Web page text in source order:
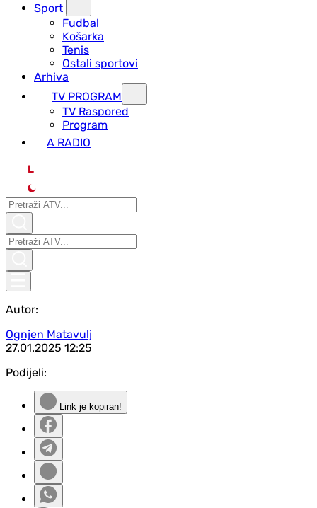
Sport
Fudbal
Košarka
Tenis
Ostali sportovi
Arhiva
TV PROGRAM
ТV Raspored
Program
A RADIO
L
Autor:
Ognjen Matavulj
27.01.2025 12:25
Podijeli:
Link je kopiran!